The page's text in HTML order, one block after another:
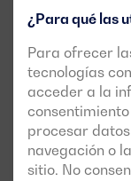
¿Para qué las
Para ofrecer
tecnologías
acceder a la
procesar
navegación o
sitio. No
eléctrica.
visualización
motor,